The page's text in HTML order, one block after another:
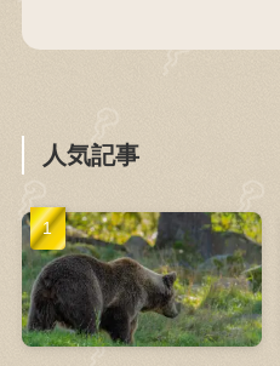
人気記事